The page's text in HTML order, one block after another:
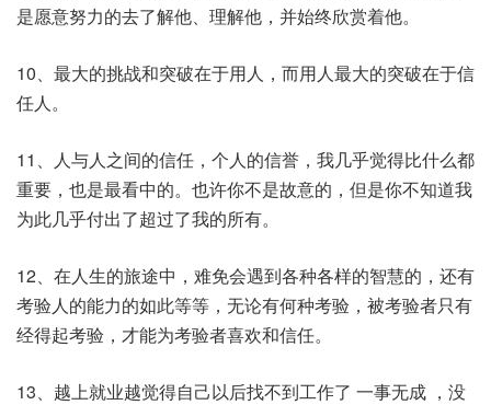
是愿意努力的去了解他、理解他，并始终欣赏着他。
10、最大的挑战和突破在于用人，而用人最大的突破在于信
任人。
11、人与人之间的信任，个人的信誉，我几乎觉得比什么都
重要，也是最看中的。也许你不是故意的，但是你不知道我
为此几乎付出了超过了我的所有。
12、在人生的旅途中，难免会遇到各种各样的智慧的，还有
考验人的能力的如此等等，无论有何种考验，被考验者只有
经得起考验，才能为考验者喜欢和信任。
13、越上就业越觉得自己以后找不到工作了 一事无成 ，没